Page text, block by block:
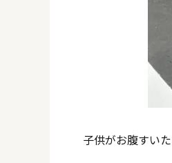
子供がお腹すい